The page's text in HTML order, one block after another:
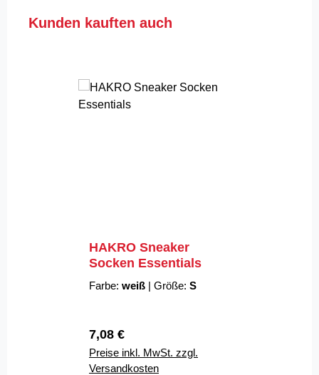
Produktgalerie überspringen
Kunden kauften auch
HAKRO Sneaker
Socken Essentials
Farbe: weiß | Größe: S
Regulärer Preis:
7,08 €
Preise inkl. MwSt. zzgl.
Versandkosten